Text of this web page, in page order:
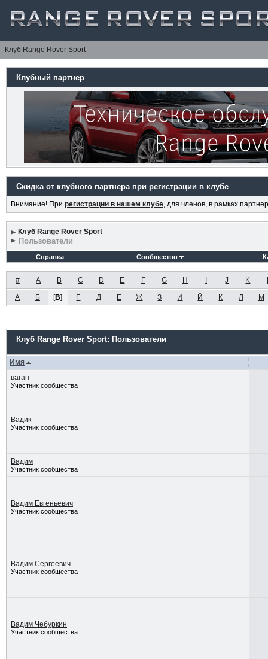
Клуб Range Rover Sport
Клубный партнер
Скидка от клубного партнера при регистрации в клубе
Внимание! При регистрации в нашем клубе, для членов, в рамках
Клуб Range Rover Sport
Пользователи
Справка Сообщество
# A B C D E F G H J K
А Б [В] Г Д Е Ж З И Й К Л М
Клуб Range Rover Sport: Пользователи
Имя
ваган
Участник сообщества
Вадик
Участник сообщества
Вадим
Участник сообщества
Вадим Евгеньевич
Участник сообщества
Вадим Сергеевич
Участник сообщества
Вадим Чебуркин
Участник сообщества